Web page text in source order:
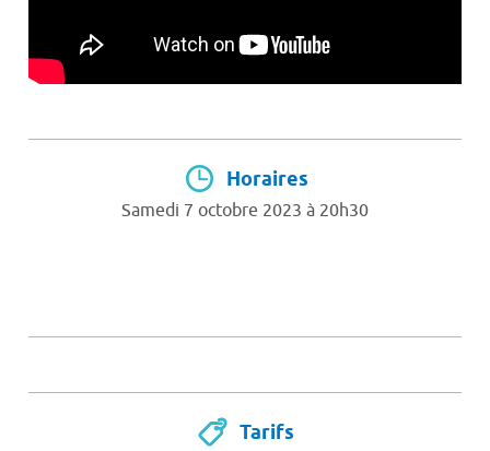
Horaires
Samedi 7 octobre 2023 à 20h30
Tarifs